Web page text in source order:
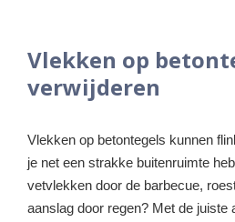
Vlekken op
verwijderen
Vlekken op betontegels kunnen
je net een strakke buitenruimte
vetvlekken door de barbecue,
aanslag door regen? Met de juiste